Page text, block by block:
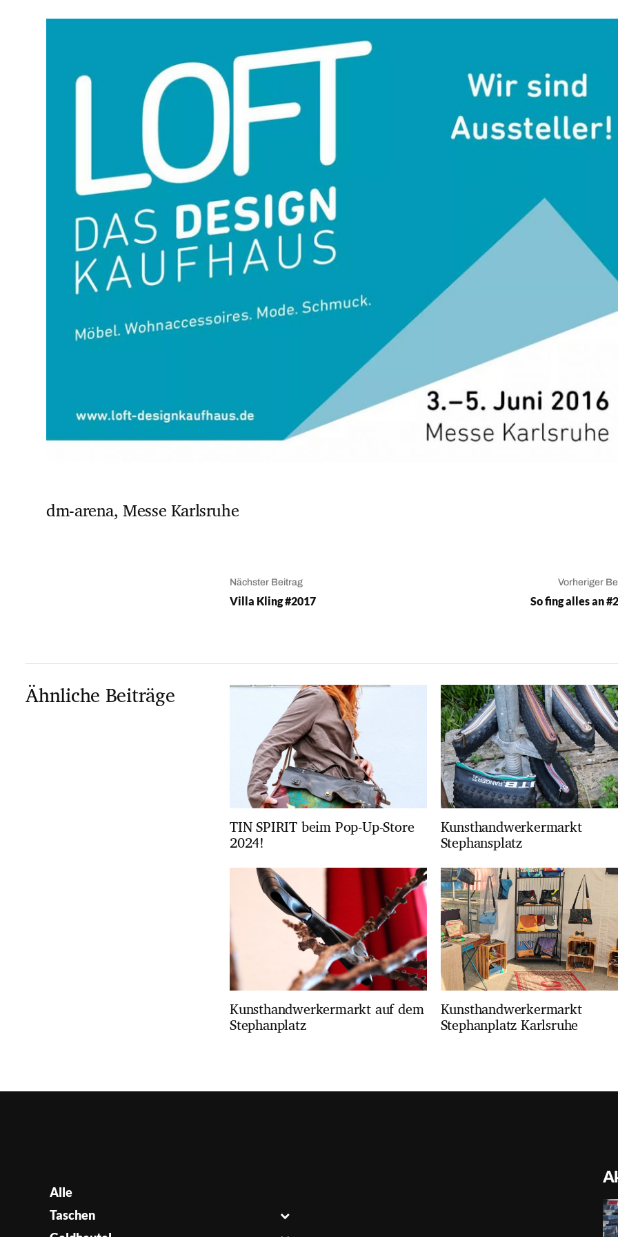
dm-arena, Messe Karlsruhe
Nächster Beitrag
Villa Kling #2017
Vorheriger
So fing alles an
Ähnliche Beiträge
TIN SPIRIT beim Pop-Up-Store
2024!
Kunsthandwerkermarkt
Stephansplatz
Kunsthandwerkermarkt auf dem
Stephanplatz
Kunsthandwerkermarkt
Stephanplatz Karlsruhe
Alle
Taschen